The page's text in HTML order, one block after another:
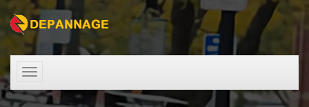
Toggle
navigation